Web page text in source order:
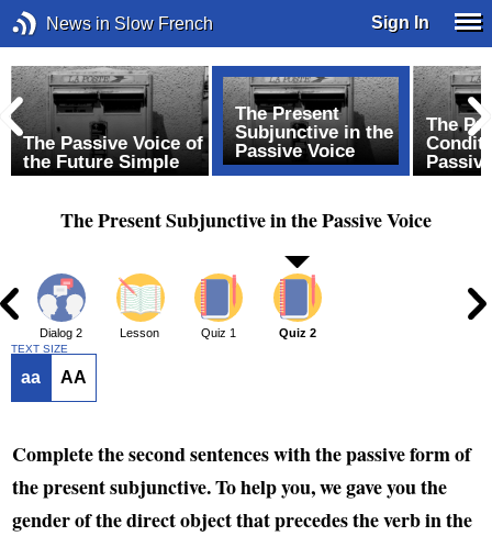
News in Slow French Sign In
The Passive Voice of
the Future Simple
The Present
Subjunctive in the
Passive Voice
The
The Present Subjunctive in the Passive Voice
Dialog 2 Lesson Quiz 1 Quiz 2
TEXT SIZE
aa AA
Complete the second sentences with the passive form of
the present subjunctive. To help you, we gave you the
gender of the direct object that precedes the verb in the